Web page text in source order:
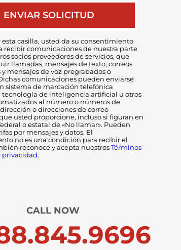
esta casilla, usted da su consentimiento
recibir comunicaciones de nuestra parte
socios proveedores de servicios, que
llamadas, mensajes de texto, correos
mensajes de voz pregrabados o
comunicaciones pueden enviarse
sistema de marcación telefónica
tecnología de inteligencia artificial u otros
al número o números de
o direcciones de correo
usted proporcione, incluso si figuran en
o estatal de «No llamar». Pueden
por mensajes y datos. El
no es una condición para recibir el
reconoce y acepta nuestrosTérminos
privacidad.
CALL NOW